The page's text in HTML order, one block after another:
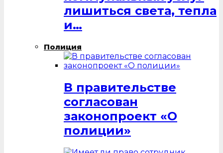
лишиться света, тепла
и…
Полиция
В правительстве
согласован
законопроект «О
полиции»